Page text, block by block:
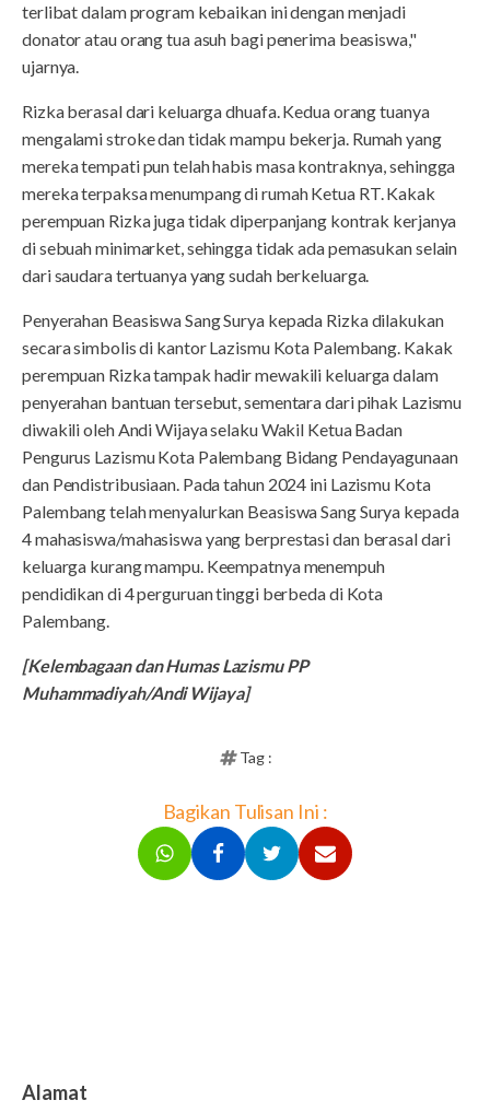
terlibat dalam program kebaikan ini dengan menjadi
donator atau orang tua asuh bagi penerima beasiswa,"
ujarnya.
Rizka berasal dari keluarga dhuafa. Kedua orang tuanya
mengalami stroke dan tidak mampu bekerja. Rumah yang
mereka tempati pun telah habis masa kontraknya, sehingga
mereka terpaksa menumpang di rumah Ketua RT. Kakak
perempuan Rizka juga tidak diperpanjang kontrak kerjanya
di sebuah minimarket, sehingga tidak ada pemasukan selain
dari saudara tertuanya yang sudah berkeluarga.
Penyerahan Beasiswa Sang Surya kepada Rizka dilakukan
secara simbolis di kantor Lazismu Kota Palembang. Kakak
perempuan Rizka tampak hadir mewakili keluarga dalam
penyerahan bantuan tersebut, sementara dari pihak Lazismu
diwakili oleh Andi Wijaya selaku Wakil Ketua Badan
Pengurus Lazismu Kota Palembang Bidang Pendayagunaan
dan Pendistribusiaan. Pada tahun 2024 ini Lazismu Kota
Palembang telah menyalurkan Beasiswa Sang Surya kepada
4 mahasiswa/mahasiswa yang berprestasi dan berasal dari
keluarga kurang mampu. Keempatnya menempuh
pendidikan di 4 perguruan tinggi berbeda di Kota
Palembang.
[Kelembagaan dan Humas Lazismu PP
Muhammadiyah/Andi Wijaya]
Tag :
Bagikan Tulisan Ini :
Alamat